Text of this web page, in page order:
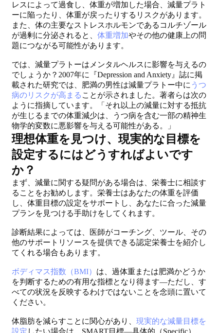
レスによって過食し、体重が増加した場合、減量プラト
ーに陥ったり、体重が戻ったりするリスクがあります。
また、体の主要なストレスホルモンであるコルチゾール
が過剰に分泌されると、 体重増加やその他の健康上の問
題につながる可能性があります。
では、減量プラトーはメンタルヘルスに影響を与えるの
でしょうか？2007年に『Depression and Anxiety』誌に掲
載された研究では、肥満の男性は減量プラトー中に うつ
病のリスクが高まる ことが示されました。著者らは次の
ように指摘しています。「それ以上の減量に対する抵抗
が生じるまでの体重減少は、うつ病を含む一部の精神生
物学的変数に悪影響を与える可能性がある。」
理想体重を見つけ、現実的な目標を
設定するにはどうすればよいです
か？
まず、減量に関する疑問がある場合は、栄養士に相談す
ることをお勧めします。栄養士はあなたの体重を評価
し、体重目標の設定をサポートし、あなたに合った減量
プランを見つける手助けをしてくれます。
診断結果によっては、医師がコーチング、ツール、その
他のサポートリソースを提供できる認定栄養士を紹介し
てくれる場合もあります。
ボディマス指数（BMI） は、過体重または肥満かどうか
を判断するための有用な指標となり得ます—ただし、す
べての状況を反映するわけではないことを念頭に置いて
ください。
体脂肪を減らすことに関心があり、 現実的な減量目標を